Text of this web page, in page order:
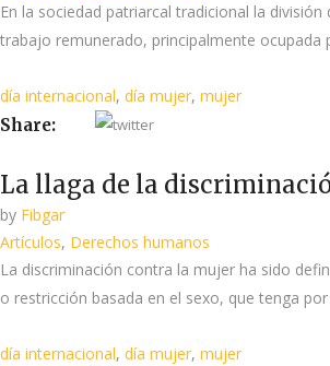
En la sociedad patriarcal tradicional la
trabajo remunerado, principalmente ocupada
día internacional, día mujer, mujer
Share:
La llaga de la
by Fibgar
Artículos, Derechos humanos
La discriminación contra la mujer ha sido
o restricción basada en el sexo, que tenga
día internacional, día mujer, mujer